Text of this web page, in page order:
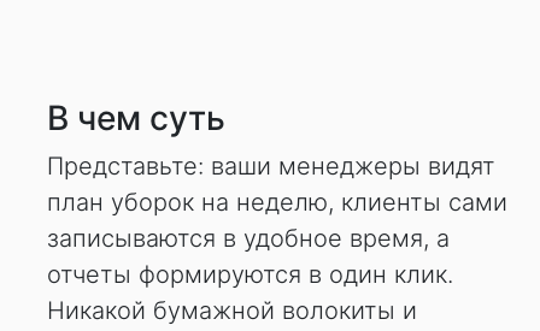
В чем суть
Представьте: ваши менеджеры видят
план уборок на неделю, клиенты сами
записываются в удобное время, а
отчеты формируются в один клик.
Никакой бумажной волокиты и